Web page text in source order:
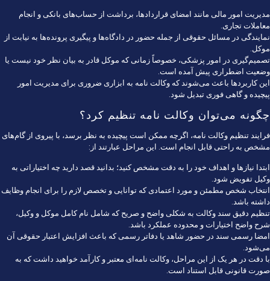
مدیریت امور مالی مانند امضای قراردادها، برداشت از حساب‌های بانکی و انجام
معاملات تجاری.
نمایندگی در مسائل حقوقی از جمله حضور در دادگاه‌ها و پیگیری پرونده‌ها به نیابت از
موکل.
تصمیم‌گیری در امور پزشکی، خصوصاً زمانی که موکل قادر به بیان نظر خود نیست یا
وضعیت اضطراری پیش آمده است.
این کاربردها باعث می‌شوند که وکالت نامه به ابزاری ضروری برای مدیریت امور
پیچیده و گاهی فوری تبدیل شود.
چگونه می‌توان وکالت نامه تنظیم کرد؟
فرایند تنظیم وکالت نامه، اگرچه ممکن است پیچیده به نظر برسد، با پیروی از گام‌های
مشخص به راحتی قابل انجام است. این مراحل عبارتند از:
ابتدا نیازها و اهداف خود را به دقت مشخص کنید؛ بدانید قصد دارید چه اختیاراتی به
وکیل تفویض شود.
انتخاب شخص مطمئن و مورد اعتمادی که توانایی و تخصص لازم را برای انجام وظایف
داشته باشد.
تنظیم دقیق سند وکالت به شکلی واضح و صریح که شامل نام کامل موکل و وکیل،
شرح واضح اختیارات و محدوده عملکرد باشد.
امضا رسمی سند در حضور شاهد یا دفاتر رسمی که باعث افزایش اعتبار حقوقی آن
می‌شود.
با دقت در هر یک از این مراحل، وکالت نامه‌ای معتبر و کارآمد خواهید داشت که به
صورت قانونی قابل استناد است.